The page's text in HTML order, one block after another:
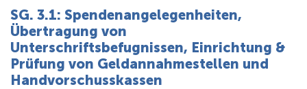
Karriere
Über uns
SG. 3.1: Spendenangelegenheiten,
Übertragung von
Unterschriftsbefugnissen, Einrichtung &
Prüfung von Geldannahmestellen und
Handvorschusskassen